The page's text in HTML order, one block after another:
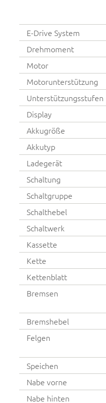
E-Drive System
Drehmoment
Motor
Motorunterstützung
Unterstützungsstufen
Display
Akkugröße
Akkutyp
Ladegerät
Schaltung
Schaltgruppe
Schalthebel
Schaltwerk
Kassette
Kette
Kettenblatt
Bremsen
Bremshebel
Felgen
Speichen
Nabe vorne
Nabe hinten